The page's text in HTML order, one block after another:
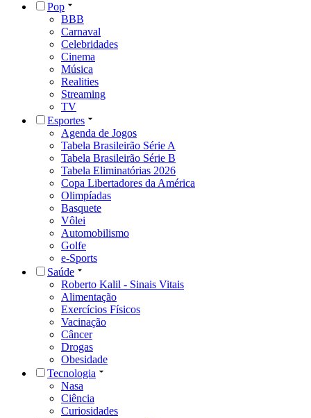
Pop
BBB
Carnaval
Celebridades
Cinema
Música
Realities
Streaming
TV
Esportes
Agenda de Jogos
Tabela Brasileirão Série A
Tabela Brasileirão Série B
Tabela Eliminatórias 2026
Copa Libertadores da América
Olimpíadas
Basquete
Vôlei
Automobilismo
Golfe
e-Sports
Saúde
Roberto Kalil - Sinais Vitais
Alimentação
Exercícios Físicos
Vacinação
Câncer
Drogas
Obesidade
Tecnologia
Nasa
Ciência
Curiosidades